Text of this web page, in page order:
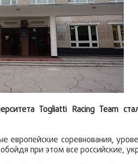
Togliatti Racing Team
европейские соревнования,
при этом все российские,